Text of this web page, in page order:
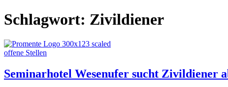
Schlagwort: Zivildiener
offene Stellen
Seminarhotel Wesenufer sucht Zivildiener